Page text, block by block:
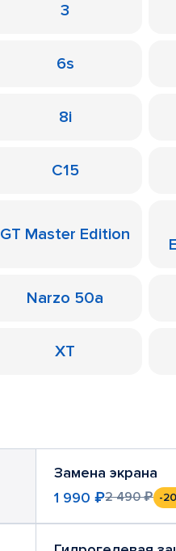
3
6s
8i
C15
GT Master Edition
Narzo 50a
XT
Замена экрана
1 990 ₽2 490 ₽ -